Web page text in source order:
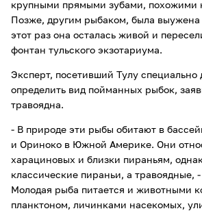
крупными прямыми зубами, похожими
Позже, другим рыбаком, была выужена
этот раз она осталась живой и
фонтан тульского экзотариума.
Эксперт, посетивший Тулу специально
определить вид пойманных рыбок,
травоядна.
- В природе эти рыбы обитают в
и Ориноко в Южной Америке. Они
харациновых и близки пираньям,
классические пираньи, а травоядные,
Молодая рыба питается и животными
планктоном, личинками насекомых,